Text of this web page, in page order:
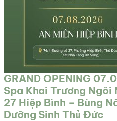
GRAND OPENING
Spa Khai Trương Ngôi
27 Hiệp Bình – Bùng
Dưỡng Sinh Thủ Đức